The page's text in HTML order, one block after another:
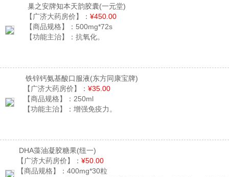
巢之安牌知本天韵胶囊(一元堂)
【广济大药房价】： ¥450.00
【商品规格】： 500mg*72s
【功能主治】： 抗氧化。
铁锌钙氨基酸口服液(东方同康宝牌)
【广济大药房价】： ¥35.00
【商品规格】： 250ml
【功能主治】： 增强免疫力。
DHA藻油凝胶糖果(纽一)
【广济大药房价】： ¥50.00
【商品规格】： 400mg*30粒